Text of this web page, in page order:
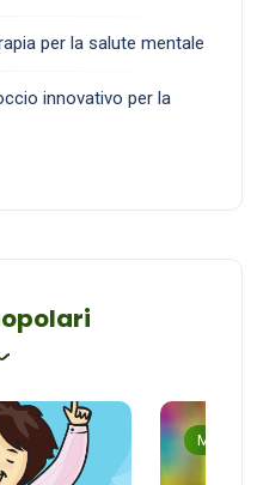
per la salute mentale
innovativo per la
Musica